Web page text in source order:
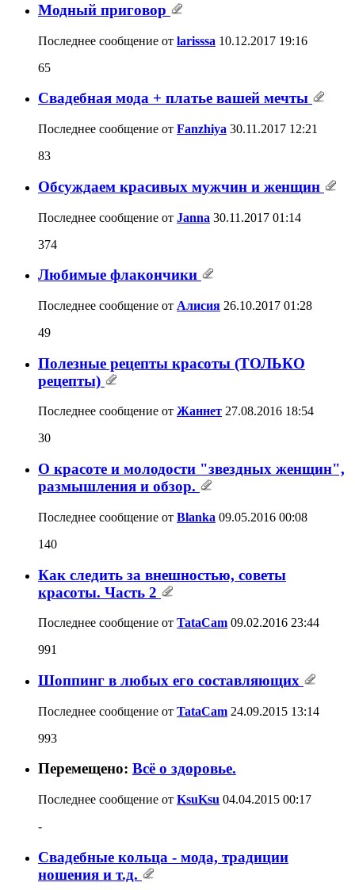
Модный приговор
Последнее сообщение от larisssa 10.12.2017 19:16
65
Свадебная мода + платье вашей мечты
Последнее сообщение от Fanzhiya 30.11.2017 12:21
83
Обсуждаем красивых мужчин и женщин
Последнее сообщение от Janna 30.11.2017 01:14
374
Любимые флакончики
Последнее сообщение от Алисия 26.10.2017 01:28
49
Полезные рецепты красоты (ТОЛЬКО
рецепты)
Последнее сообщение от Жаннет 27.08.2016 18:54
30
О красоте и молодости "звездных женщин",
размышления и обзор.
Последнее сообщение от Blanka 09.05.2016 00:08
140
Как следить за внешностью, советы
красоты. Часть 2
Последнее сообщение от TataCam 09.02.2016 23:44
991
Шоппинг в любых его составляющих
Последнее сообщение от TataCam 24.09.2015 13:14
993
Перемещено: Всё о здоровье.
Последнее сообщение от KsuKsu 04.04.2015 00:17
-
Свадебные кольца - мода, традиции
ношения и т.д.